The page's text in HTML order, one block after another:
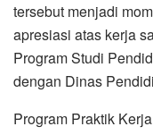
tersebut menjadi
apresiasi atas kerja
Program Studi
dengan Dinas
Program Praktik